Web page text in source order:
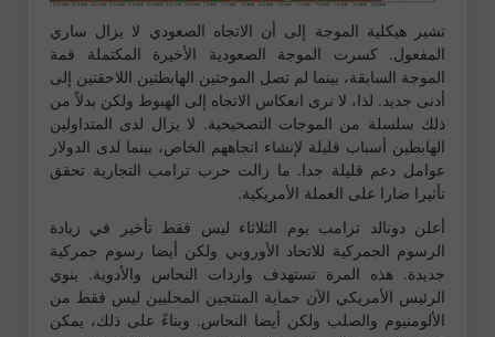
تشير هيكلية الموجة إلى أن الاتجاه الصعودي لا يزال ساري
المفعول. كسرت الموجة الصعودية الأخيرة المكتملة قمة
الموجة السابقة، بينما لم تصل الموجتين الهابطتين اللاحقتين إلى
أدنى جديد. لذا، لا نرى انعكاس الاتجاه إلى الهبوط ولكن بدلاً من
ذلك سلسلة من الموجات التصحيحية. لا يزال لدى المتداولين
الهابطين أسباب قليلة لإنشاء اتجاههم الخاص، بينما لدى الدولار
عوامل دعم قليلة جدا. ما زالت حرب ترامب التجارية تحقق
تأثيرا ضارا على العملة الأمريكية.
أعلن دونالد ترامب يوم الثلاثاء ليس فقط تأخير في زيادة
الرسوم الجمركية للاتحاد الأوروبي ولكن أيضا رسوم جمركية
جديدة. هذه المرة تستهدف واردات النحاس والأدوية. ينوي
الرئيس الأمريكي الآن حماية المنتجين المحليين ليس فقط من
الألومنيوم والصلب ولكن أيضا النحاس. وبناءً على ذلك، يمكن